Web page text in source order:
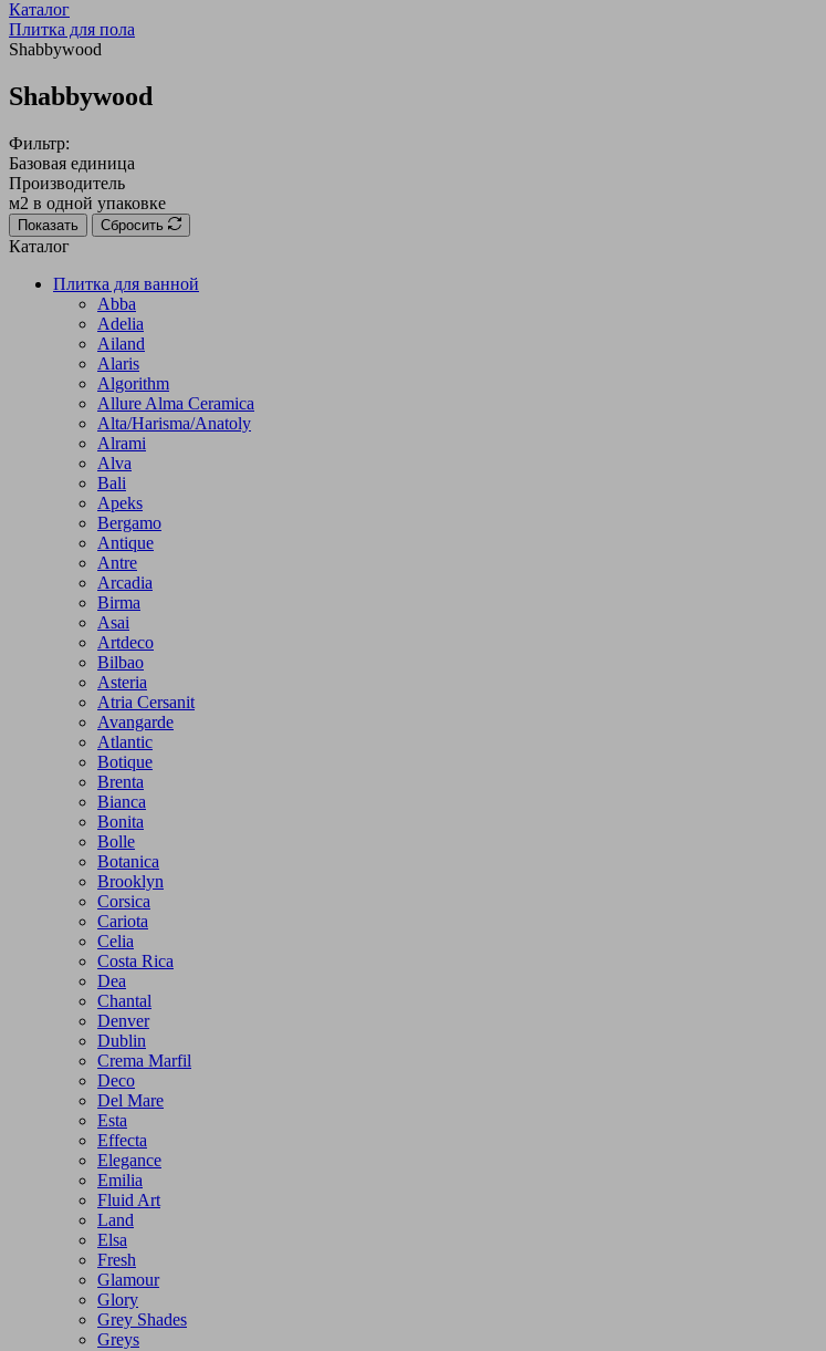
Каталог
Плитка для пола
Shabbywood
Shabbywood
Фильтр:
Базовая единица
Производитель
м2 в одной упаковке
Показать Сбросить
Каталог
Плитка для ванной
Abba
Adelia
Ailand
Alaris
Algorithm
Allure Alma Ceramica
Alta/Harisma/Anatoly
Alrami
Alva
Bali
Apeks
Bergamo
Antique
Antre
Arcadia
Birma
Asai
Artdeco
Bilbao
Asteria
Atria Cersanit
Avangarde
Atlantic
Botique
Brenta
Bianca
Bonita
Bolle
Botanica
Brooklyn
Corsica
Cariota
Celia
Costa Rica
Dea
Chantal
Denver
Dublin
Crema Marfil
Deco
Del Mare
Esta
Effecta
Elegance
Emilia
Fluid Art
Land
Elsa
Fresh
Glamour
Glory
Grey Shades
Greys